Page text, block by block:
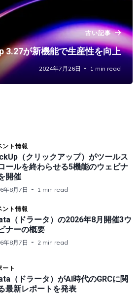
古い記事
3.27が新機能で生産性を向上
2024年7月26日 1 min read
ント情報
（クリックアップ）がツールス
ールを終わらせる5機能のウェビナ
開催
年8月7日 1 min read
ント情報
（ドラータ）の2026年8月開催3ウ
ナーの概要
年8月7日 2 min read
ート
（ドラータ）がAI時代のGRCに関
最新レポートを発表